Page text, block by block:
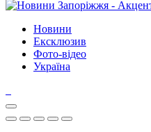
Новини
Ексклюзив
Фото-відео
Україна